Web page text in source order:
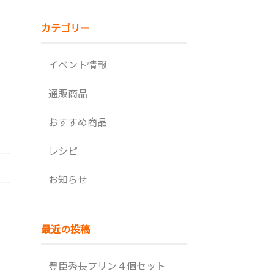
カテゴリー
イベント情報
通販商品
おすすめ商品
レシピ
お知らせ
最近の投稿
豊臣秀長プリン４個セット